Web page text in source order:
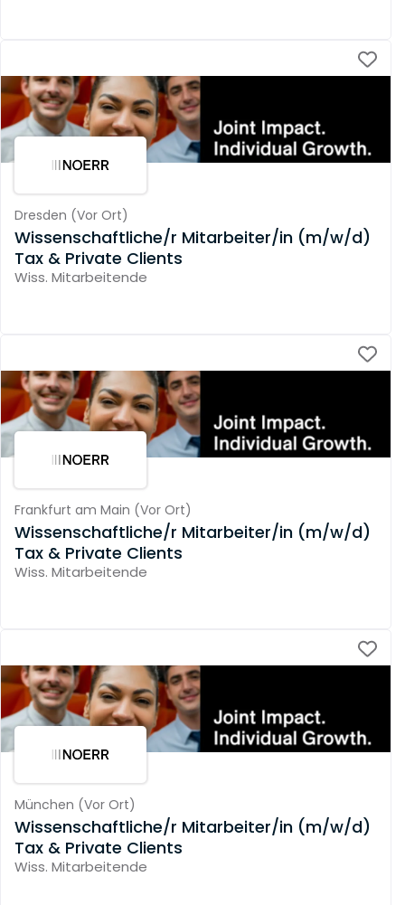
Dresden (Vor Ort)
Wissenschaftliche/r Mitarbeiter/in (m/w/d)
Tax & Private Clients
Wiss. Mitarbeitende
Frankfurt am Main (Vor Ort)
Wissenschaftliche/r Mitarbeiter/in (m/w/d)
Tax & Private Clients
Wiss. Mitarbeitende
München (Vor Ort)
Wissenschaftliche/r Mitarbeiter/in (m/w/d)
Tax & Private Clients
Wiss. Mitarbeitende